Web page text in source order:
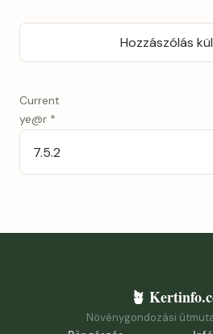
Current
ye@r *
🪴
Növénygondozási